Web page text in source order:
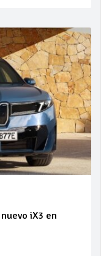
iX3 en